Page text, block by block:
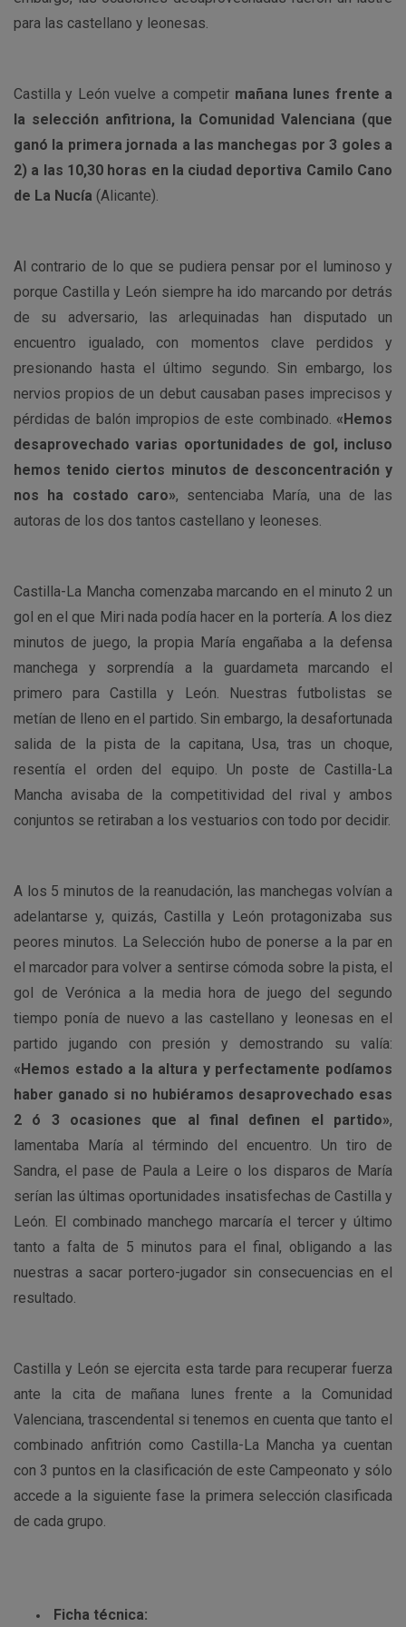
para las castellano y leonesas.
Castilla y León vuelve a competir mañana lunes frente a
la selección anfitriona, la Comunidad Valenciana (que
ganó la primera jornada a las manchegas por 3 goles a
2) a las 10,30 horas en la ciudad deportiva Camilo Cano
de La Nucía (Alicante).
Al contrario de lo que se pudiera pensar por el luminoso y
porque Castilla y León siempre ha ido marcando por detrás
de su adversario, las arlequinadas han disputado un
encuentro igualado, con momentos clave perdidos y
presionando hasta el último segundo. Sin embargo, los
nervios propios de un debut causaban pases imprecisos y
pérdidas de balón impropios de este combinado. «Hemos
desaprovechado varias oportunidades de gol, incluso
hemos tenido ciertos minutos de desconcentración y
nos ha costado caro», sentenciaba María, una de las
autoras de los dos tantos castellano y leoneses.
Castilla-La Mancha comenzaba marcando en el minuto 2 un
gol en el que Miri nada podía hacer en la portería. A los diez
minutos de juego, la propia María engañaba a la defensa
manchega y sorprendía a la guardameta marcando el
primero para Castilla y León. Nuestras futbolistas se
metían de lleno en el partido. Sin embargo, la desafortunada
salida de la pista de la capitana, Usa, tras un choque,
resentía el orden del equipo. Un poste de Castilla-La
Mancha avisaba de la competitividad del rival y ambos
conjuntos se retiraban a los vestuarios con todo por decidir.
A los 5 minutos de la reanudación, las manchegas volvían a
adelantarse y, quizás, Castilla y León protagonizaba sus
peores minutos. La Selección hubo de ponerse a la par en
el marcador para volver a sentirse cómoda sobre la pista, el
gol de Verónica a la media hora de juego del segundo
tiempo ponía de nuevo a las castellano y leonesas en el
partido jugando con presión y demostrando su valía:
«Hemos estado a la altura y perfectamente podíamos
haber ganado si no hubiéramos desaprovechado esas
2 ó 3 ocasiones que al final definen el partido»,
lamentaba María al términdo del encuentro. Un tiro de
Sandra, el pase de Paula a Leire o los disparos de María
serían las últimas oportunidades insatisfechas de Castilla y
León. El combinado manchego marcaría el tercer y último
tanto a falta de 5 minutos para el final, obligando a las
nuestras a sacar portero-jugador sin consecuencias en el
resultado.
Castilla y León se ejercita esta tarde para recuperar fuerza
ante la cita de mañana lunes frente a la Comunidad
Valenciana, trascendental si tenemos en cuenta que tanto el
combinado anfitrión como Castilla-La Mancha ya cuentan
con 3 puntos en la clasificación de este Campeonato y sólo
accede a la siguiente fase la primera selección clasificada
de cada grupo.
Ficha técnica: